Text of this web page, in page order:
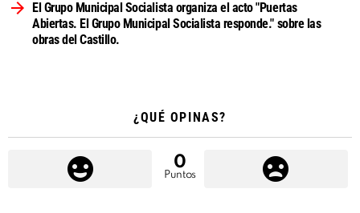
El Grupo Municipal Socialista organiza el acto "Puertas
Abiertas. El Grupo Municipal Socialista responde." sobre las
obras del Castillo.
¿QUÉ OPINAS?
0
Puntos